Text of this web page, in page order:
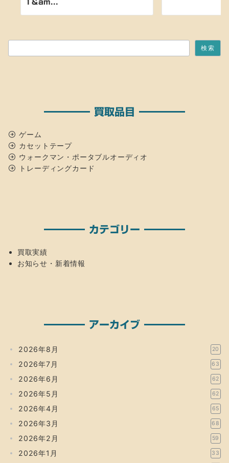
1&am...
検索
買取品目
ゲーム
カセットテープ
ウォークマン・ポータブルオーディオ
トレーディングカード
カテゴリー
買取実績
お知らせ・新着情報
アーカイブ
2026年8月 20
2026年7月 63
2026年6月 62
2026年5月 62
2026年4月 65
2026年3月 68
2026年2月 59
2026年1月 33